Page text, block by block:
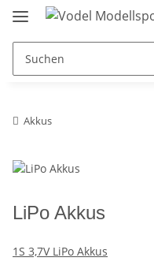
Akkus
LiPo Akkus
1S 3,7V LiPo Akkus